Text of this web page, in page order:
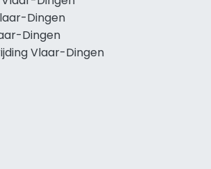
Dingen
Dingen
Vlaar-Dingen